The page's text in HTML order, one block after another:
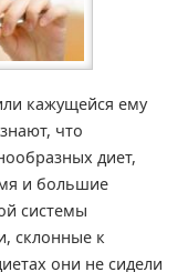
кажущейся ему
что
диет,
и большие
системы
склонные к
они не сидели